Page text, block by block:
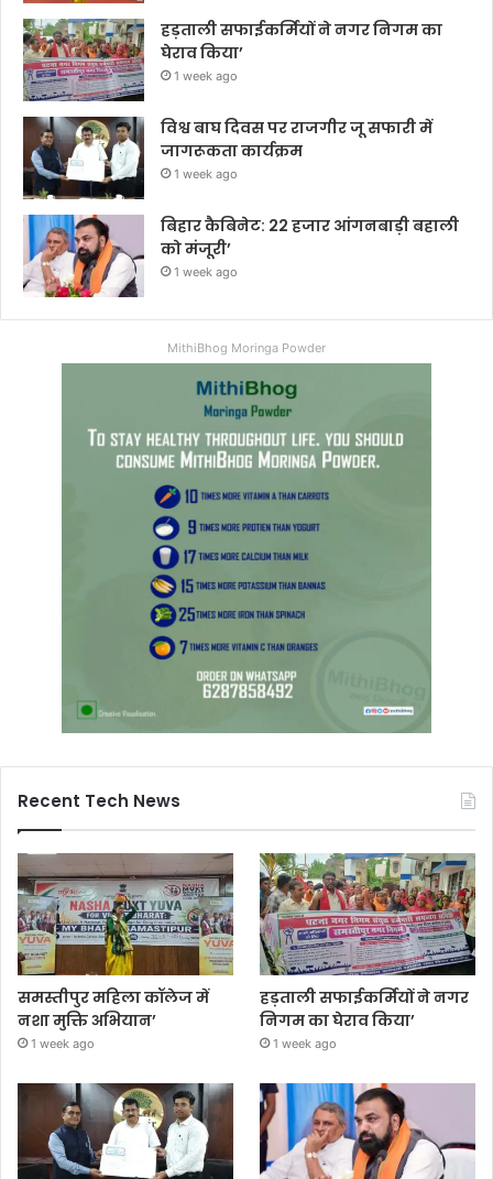
हड़ताली सफाईकर्मियों ने नगर निगम का
घेराव किया’
1 week ago
विश्व बाघ दिवस पर राजगीर जू सफारी में
जागरूकता कार्यक्रम
1 week ago
बिहार कैबिनेट: 22 हजार आंगनबाड़ी बहाली
को मंजूरी’
1 week ago
MithiBhog Moringa Powder
Recent Tech News
समस्तीपुर महिला कॉलेज में
नशा मुक्ति अभियान’
1 week ago
हड़ताली सफाईकर्मियों ने नगर
निगम का घेराव किया’
1 week ago